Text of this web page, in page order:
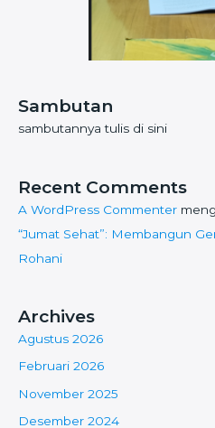
Sambutan
sambutannya tulis di sini
Recent Comments
A WordPress Commenter
“Jumat Sehat”: Membangun
Rohani
Archives
Agustus 2026
Februari 2026
November 2025
Desember 2024